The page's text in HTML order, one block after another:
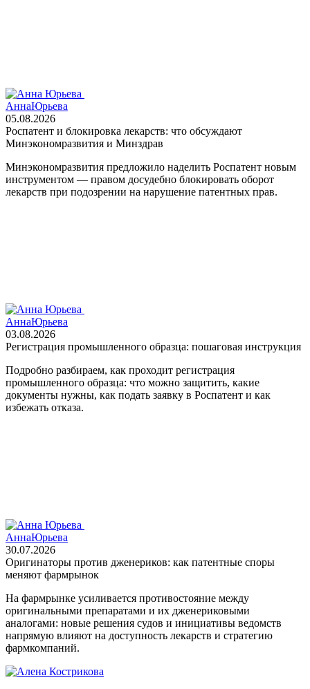
АннаЮрьева
05.08.2026
Роспатент и блокировка лекарств: что обсуждают
Минэкономразвития и Минздрав
Минэкономразвития предложило наделить Роспатент новым
инструментом — правом досудебно блокировать оборот
лекарств при подозрении на нарушение патентных прав.
АннаЮрьева
03.08.2026
Регистрация промышленного образца: пошаговая инструкция
Подробно разбираем, как проходит регистрация
промышленного образца: что можно защитить, какие
документы нужны, как подать заявку в Роспатент и как
избежать отказа.
АннаЮрьева
30.07.2026
Оригинаторы против дженериков: как патентные споры
меняют фармрынок
На фармрынке усиливается противостояние между
оригинальными препаратами и их дженериковыми
аналогами: новые решения судов и инициативы ведомств
напрямую влияют на доступность лекарств и стратегию
фармкомпаний.